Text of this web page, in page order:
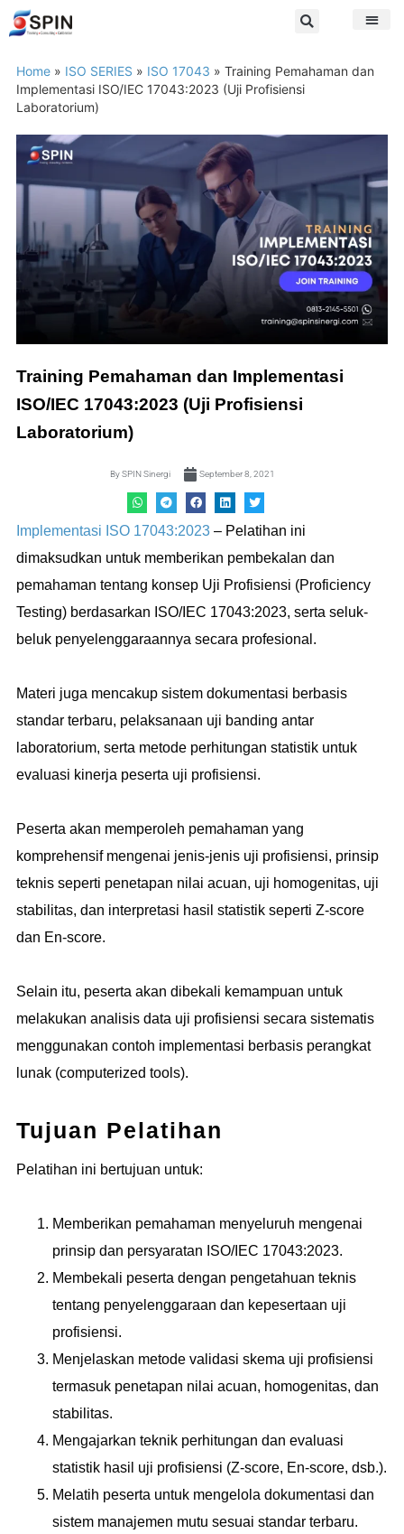
Home » ISO SERIES » ISO 17043 » Training Pemahaman dan
Implementasi ISO/IEC 17043:2023 (Uji Profisiensi
Laboratorium)
Training Pemahaman dan Implementasi
ISO/IEC 17043:2023 (Uji Profisiensi
Laboratorium)
BySPIN Sinergi September 8, 2021
Implementasi ISO 17043:2023 – Pelatihan ini
dimaksudkan untuk memberikan pembekalan dan
pemahaman tentang konsep Uji Profisiensi (Proficiency
Testing) berdasarkan ISO/IEC 17043:2023, serta seluk-
beluk penyelenggaraannya secara profesional.
Materi juga mencakup sistem dokumentasi berbasis
standar terbaru, pelaksanaan uji banding antar
laboratorium, serta metode perhitungan statistik untuk
evaluasi kinerja peserta uji profisiensi.
Peserta akan memperoleh pemahaman yang
komprehensif mengenai jenis-jenis uji profisiensi, prinsip
teknis seperti penetapan nilai acuan, uji homogenitas, uji
stabilitas, dan interpretasi hasil statistik seperti Z-score
dan En-score.
Selain itu, peserta akan dibekali kemampuan untuk
melakukan analisis data uji profisiensi secara sistematis
menggunakan contoh implementasi berbasis perangkat
lunak (computerized tools).
Tujuan Pelatihan
Pelatihan ini bertujuan untuk:
Memberikan pemahaman menyeluruh mengenai
prinsip dan persyaratan ISO/IEC 17043:2023.
Membekali peserta dengan pengetahuan teknis
tentang penyelenggaraan dan kepesertaan uji
profisiensi.
Menjelaskan metode validasi skema uji profisiensi
termasuk penetapan nilai acuan, homogenitas, dan
stabilitas.
Mengajarkan teknik perhitungan dan evaluasi
statistik hasil uji profisiensi (Z-score, En-score, dsb.).
Melatih peserta untuk mengelola dokumentasi dan
sistem manajemen mutu sesuai standar terbaru.